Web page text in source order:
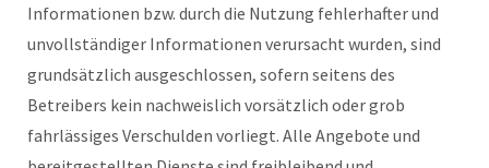
Informationen bzw. durch die Nutzung fehlerhafter und
unvollständiger Informationen verursacht wurden, sind
grundsätzlich ausgeschlossen, sofern seitens des
Betreibers kein nachweislich vorsätzlich oder grob
fahrlässiges Verschulden vorliegt. Alle Angebote und